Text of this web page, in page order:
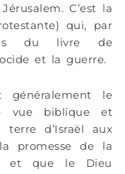
C’est la
qui, par
du livre de
et la guerre.
généralement le
vue biblique et
d’Israël aux
promesse de la
et que le Dieu